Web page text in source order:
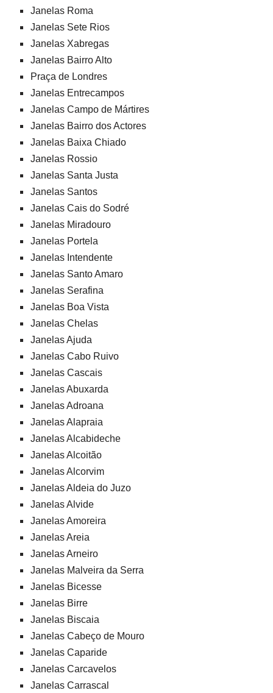
Janelas Roma
Janelas Sete Rios
Janelas Xabregas
Janelas Bairro Alto
Praça de Londres
Janelas Entrecampos
Janelas Campo de Mártires
Janelas Bairro dos Actores
Janelas Baixa Chiado
Janelas Rossio
Janelas Santa Justa
Janelas Santos
Janelas Cais do Sodré
Janelas Miradouro
Janelas Portela
Janelas Intendente
Janelas Santo Amaro
Janelas Serafina
Janelas Boa Vista
Janelas Chelas
Janelas Ajuda
Janelas Cabo Ruivo
Janelas Cascais
Janelas Abuxarda
Janelas Adroana
Janelas Alapraia
Janelas Alcabideche
Janelas Alcoitão
Janelas Alcorvim
Janelas Aldeia do Juzo
Janelas Alvide
Janelas Amoreira
Janelas Areia
Janelas Arneiro
Janelas Malveira da Serra
Janelas Bicesse
Janelas Birre
Janelas Biscaia
Janelas Cabeço de Mouro
Janelas Caparide
Janelas Carcavelos
Janelas Carrascal